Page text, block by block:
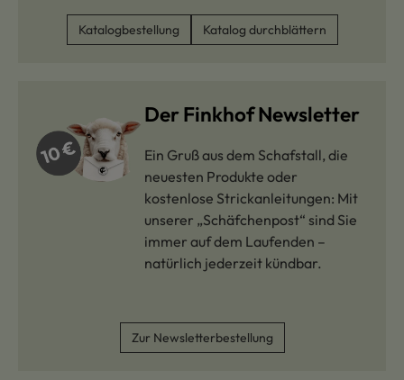
Katalogbestellung Katalog durchblättern
Der Finkhof Newsletter
Ein Gruß aus dem Schafstall, die
neuesten Produkte oder
kostenlose Strickanleitungen: Mit
unserer „Schäfchenpost“ sind Sie
immer auf dem Laufenden –
natürlich jederzeit kündbar.
Zur Newsletterbestellung